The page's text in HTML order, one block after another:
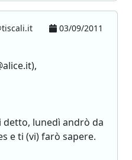
03/09/2011
detto, lunedì andrò da
e ti (vi) farò sapere.